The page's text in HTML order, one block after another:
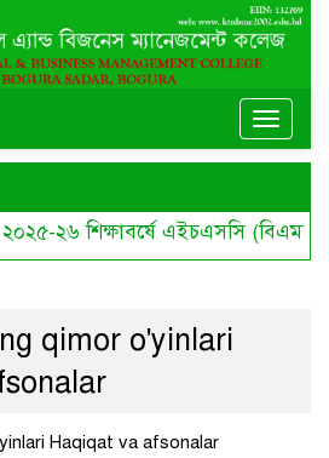
Toggle
২৬ শিক্ষাবর্ষে এইচএসসি (বিএমটি)
qimor o'yinlari
Haqiqat va afsonalar